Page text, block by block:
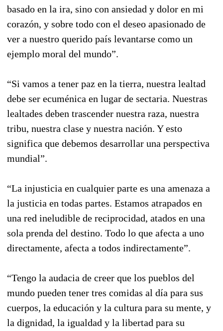
basado en la ira, sino con ansiedad y dolor en mi
corazón, y sobre todo con el deseo apasionado de
ver a nuestro querido país levantarse como un
ejemplo moral del mundo”.
“Si vamos a tener paz en la tierra, nuestra lealtad
debe ser ecuménica en lugar de sectaria. Nuestras
lealtades deben trascender nuestra raza, nuestra
tribu, nuestra clase y nuestra nación. Y esto
significa que debemos desarrollar una perspectiva
mundial”.
“La injusticia en cualquier parte es una amenaza a
la justicia en todas partes. Estamos atrapados en
una red ineludible de reciprocidad, atados en una
sola prenda del destino. Todo lo que afecta a uno
directamente, afecta a todos indirectamente”.
“Tengo la audacia de creer que los pueblos del
mundo pueden tener tres comidas al día para sus
cuerpos, la educación y la cultura para su mente, y
la dignidad, la igualdad y la libertad para su